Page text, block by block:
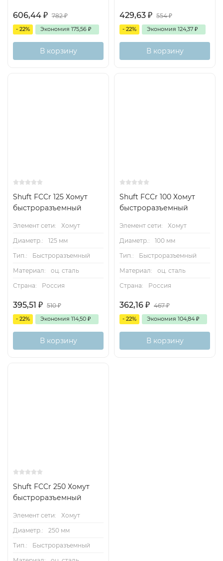
606,44 ₽ 782₽
- 22% Экономия 175,56 ₽
В корзину
429,63 ₽ 554₽
- 22% Экономия 124,37 ₽
В корзину
Shuft FCCr 125 Хомут
быстроразъемный
Элемент сети:
Хомут
Диаметр.:
125 мм
Тип.:
Быстроразъемный
Материал:
оц. сталь
Страна:
Россия
395,51 ₽ 510₽
- 22% Экономия 114,50 ₽
В корзину
Shuft FCCr 100 Хомут
быстроразъемный
Элемент сети:
Хомут
Диаметр.:
100 мм
Тип.:
Быстроразъемный
Материал:
оц. сталь
Страна:
Россия
362,16 ₽ 467₽
- 22% Экономия 104,84 ₽
В корзину
Shuft FCCr 250 Хомут
быстроразъемный
Элемент сети:
Хомут
Диаметр.:
250 мм
Тип.:
Быстроразъемный